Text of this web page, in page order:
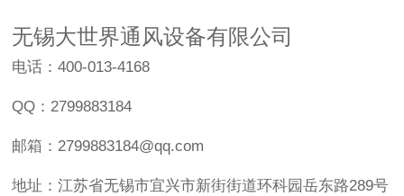
无锡大世界通风设备有限公司
电话：400-013-4168
QQ：2799883184
邮箱：2799883184@qq.com
地址：江苏省无锡市宜兴市新街街道环科园岳东路289号